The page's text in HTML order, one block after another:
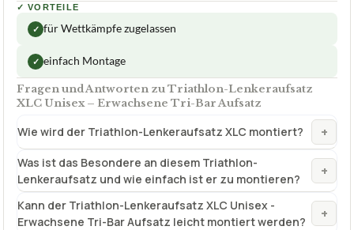
✓ VORTEILE
✓ für Wettkämpfe zugelassen
✓ einfach Montage
Fragen und Antworten zu Triathlon-Lenkeraufsatz
XLC Unisex – Erwachsene Tri-Bar Aufsatz
Wie wird der Triathlon-Lenkeraufsatz XLC montiert? +
Was ist das Besondere an diesem Triathlon-
Lenkeraufsatz und wie einfach ist er zu montieren?
+
Kann der Triathlon-Lenkeraufsatz XLC Unisex -
Erwachsene Tri-Bar Aufsatz leicht montiert werden?
+